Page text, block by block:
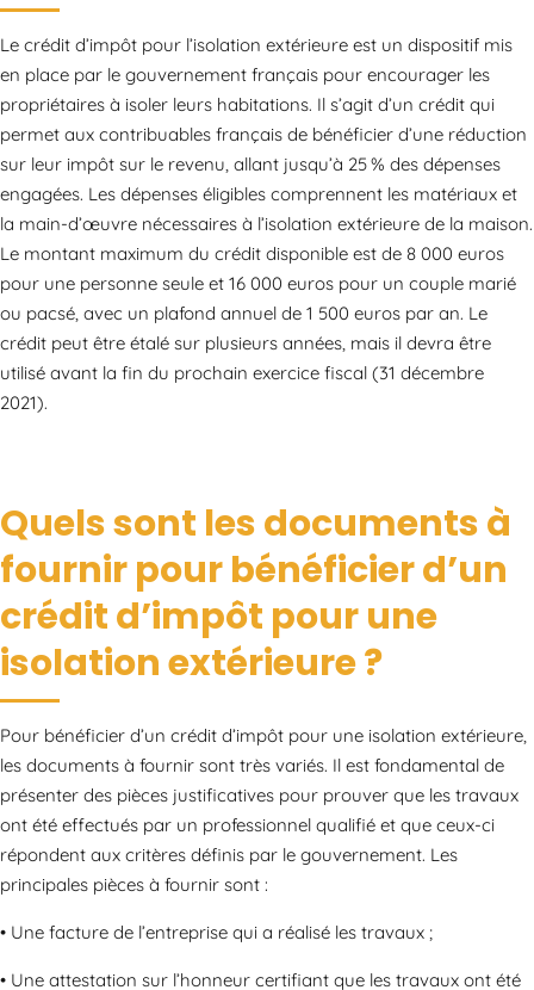
Le crédit d’impôt pour l’isolation extérieure est un dispositif mis
en place par le gouvernement français pour encourager les
propriétaires à isoler leurs habitations. Il s’agit d’un crédit qui
permet aux contribuables français de bénéficier d’une réduction
sur leur impôt sur le revenu, allant jusqu’à 25 % des dépenses
engagées. Les dépenses éligibles comprennent les matériaux et
la main-d’œuvre nécessaires à l’isolation extérieure de la maison.
Le montant maximum du crédit disponible est de 8 000 euros
pour une personne seule et 16 000 euros pour un couple marié
ou pacsé, avec un plafond annuel de 1 500 euros par an. Le
crédit peut être étalé sur plusieurs années, mais il devra être
utilisé avant la fin du prochain exercice fiscal (31 décembre
2021).
Quels sont les documents à
fournir pour bénéficier d’un
crédit d’impôt pour une
isolation extérieure ?
Pour bénéficier d’un crédit d’impôt pour une isolation extérieure,
les documents à fournir sont très variés. Il est fondamental de
présenter des pièces justificatives pour prouver que les travaux
ont été effectués par un professionnel qualifié et que ceux-ci
répondent aux critères définis par le gouvernement. Les
principales pièces à fournir sont :
• Une facture de l’entreprise qui a réalisé les travaux ;
• Une attestation sur l’honneur certifiant que les travaux ont été